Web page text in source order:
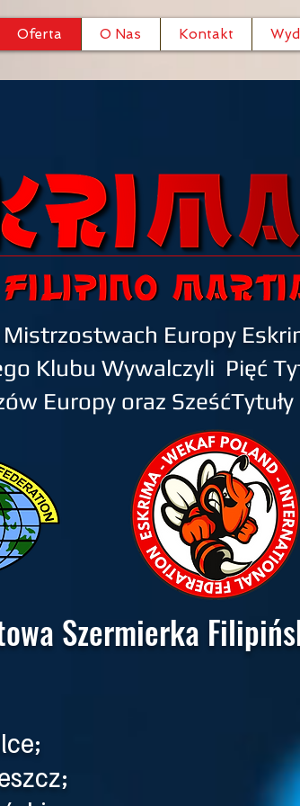
Oferta O Nas Kontakt
Mistrzostwach Europy
Klubu Wywalczyli Pięć
Europy oraz
Szermierka